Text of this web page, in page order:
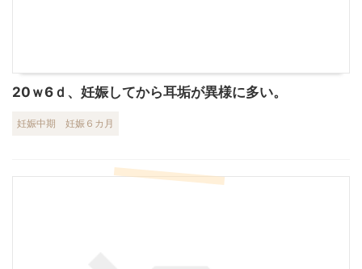
20ｗ6ｄ、妊娠してから耳垢が異様に多い。
妊娠中期 妊娠６カ月